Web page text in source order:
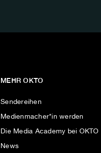
MEHR OKTO
Sendereihen
Medienmacher*in werden
Die Media Academy bei OKTO
News